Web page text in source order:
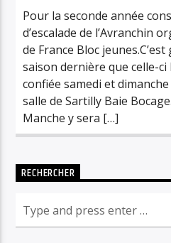
Pour la seconde année
d’escalade de l’Avranchin
de France Bloc
saison dernière que celle-
confiée samedi et
salle de Sartilly Baie
Manche y sera […]
RECHERCHER